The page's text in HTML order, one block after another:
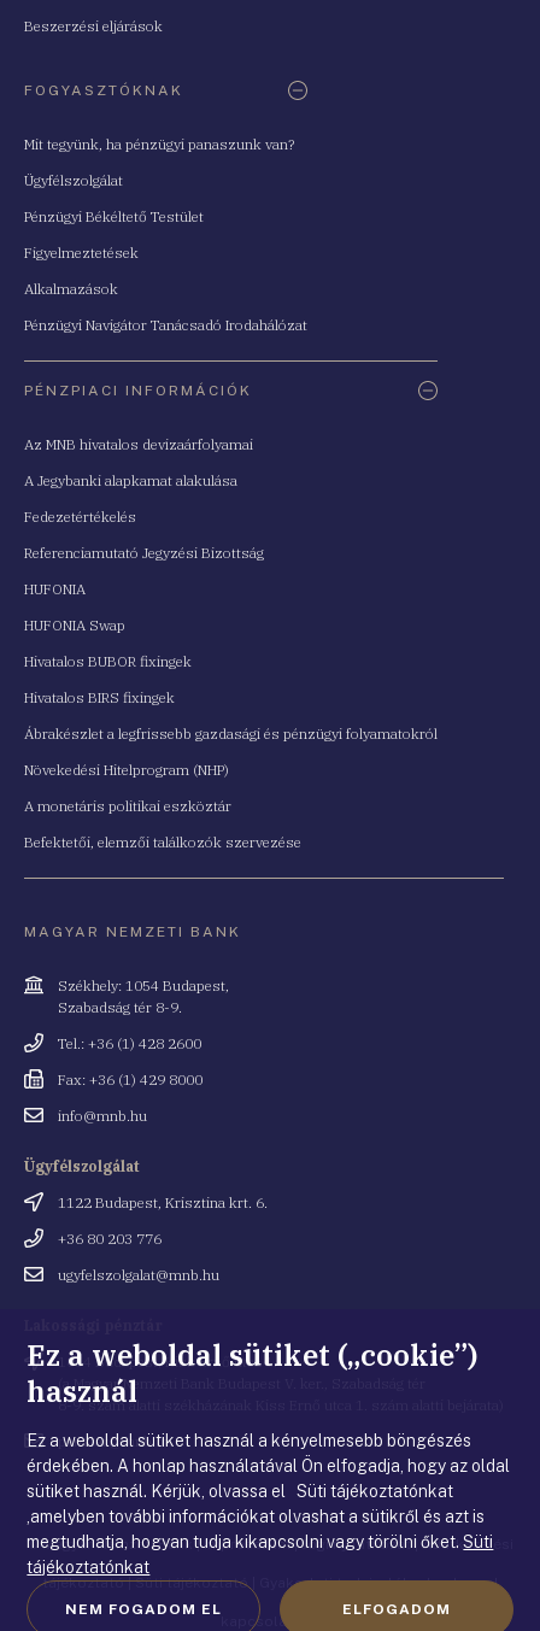
Beszerzési eljárások
FOGYASZTÓKNAK
Mit tegyünk, ha pénzügyi panaszunk van?
Ügyfélszolgálat
Pénzügyi Békéltető Testület
Figyelmeztetések
Alkalmazások
Pénzügyi Navigátor Tanácsadó Irodahálózat
PÉNZPIACI INFORMÁCIÓK
Az MNB hivatalos devizaárfolyamai
A Jegybanki alapkamat alakulása
Fedezetértékelés
Referenciamutató Jegyzési Bizottság
HUFONIA
HUFONIA Swap
Hivatalos BUBOR fixingek
Hivatalos BIRS fixingek
Ábrakészlet a legfrissebb gazdasági és pénzügyi folyamatokról
Növekedési Hitelprogram (NHP)
A monetáris politikai eszköztár
Befektetői, elemzői találkozók szervezése
MAGYAR NEMZETI BANK
Cím
Székhely: 1054 Budapest,
Szabadság tér 8-9.
Telefonszám
Tel.: +36 (1) 428 2600
Fax
Fax: +36 (1) 429 8000
Emailinfo@mnb.hu
Ügyfélszolgálat
Cím
1122 Budapest, Krisztina krt. 6.
Telefonszám
+36 80 203 776
Emailugyfelszolgalat@mnb.hu
Cím 1054 Budapest, Kiss Ernő utca 1.
(a Magyar Nemzeti Bank Budapest V. ker., Szabadság tér
8-9. szám alatti székházának Kiss Ernő utca 1. szám alatti bejárata)
Email
cím
penztar@mnb.hu
© Magyar Nemzeti Bank |Impresszum|Jogi nyilatkozat|Adatkezelési
tájékoztató|Süti tájékoztató| Gyakorlati tudnivalók a honlappal
kapcsolatban
Ez a weboldal sütiket („cookie”)
használ
Ez a weboldal sütiket használ a kényelmesebb böngészés
érdekében. A honlap használatával Ön elfogadja, hogy az oldal
sütiket használ. Kérjük, olvassa el Süti tájékoztatónkat
,amelyben további információkat olvashat a sütikről és azt is
megtudhatja, hogyan tudja kikapcsolni vagy törölni őket.Süti
tájékoztatónkat
NEM FOGADOM EL ELFOGADOM